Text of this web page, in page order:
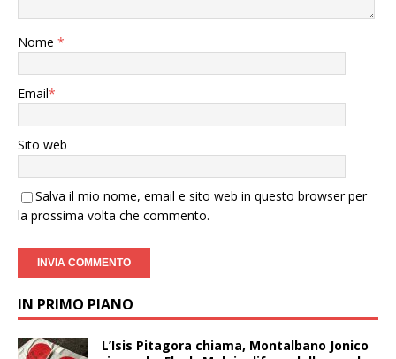
Nome *
Email*
Sito web
Salva il mio nome, email e sito web in questo browser per
la prossima volta che commento.
IN PRIMO PIANO
L’Isis Pitagora chiama, Montalbano Jonico